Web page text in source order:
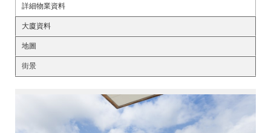
詳細物業資料
大廈資料
地圖
街景